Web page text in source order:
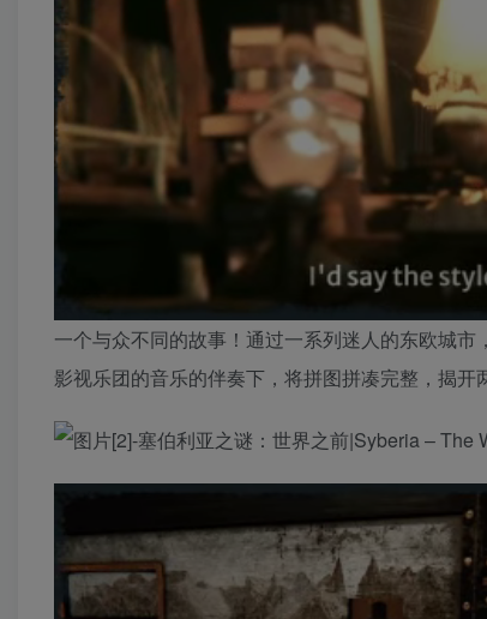
一个与众不同的故事！通过一系列迷人的东欧城
影视乐团的音乐的伴奏下，将拼图拼凑完整，揭开